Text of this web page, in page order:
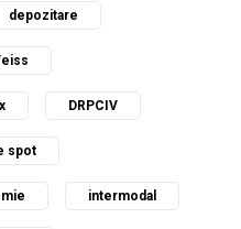
depozitare
DRPCIV
spot
intermodal